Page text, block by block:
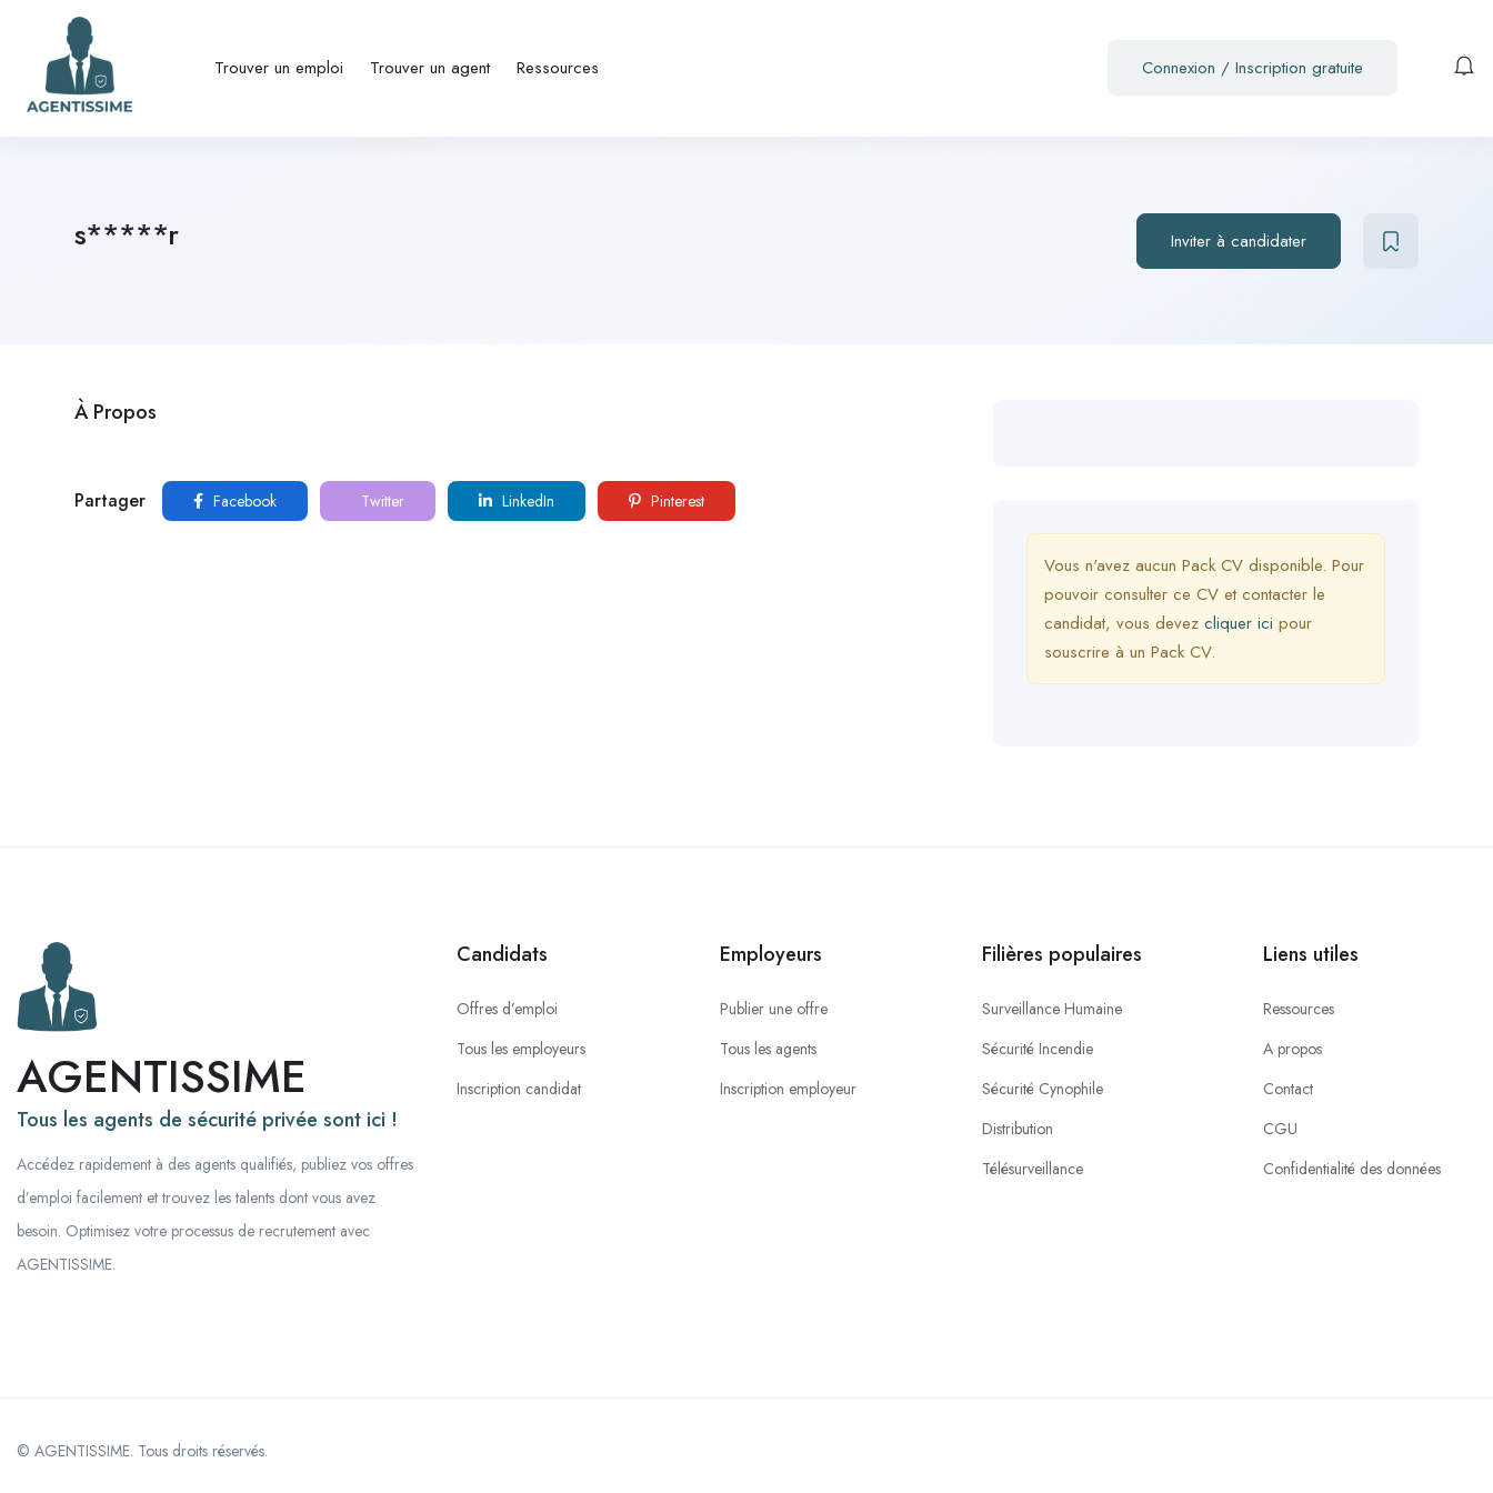
Trouver un emploi Trouver un agent Ressources Connexion / Inscription gratuite
s*****r Inviter à candidater
À Propos
Partager Facebook Twitter LinkedIn Pinterest
Vous n'avez aucun Pack CV disponible. Pour
pouvoir consulter ce CV et contacter le
candidat, vous devez cliquer ici pour
souscrire à un Pack CV.
AGENTISSIME
Tous les agents de sécurité privée sont ici !
Accédez rapidement à des agents qualifiés, publiez vos offres
d’emploi facilement et trouvez les talents dont vous avez
besoin. Optimisez votre processus de recrutement avec
AGENTISSIME.
Candidats
Offres d’emploi
Tous les employeurs
Inscription candidat
Employeurs
Publier une offre
Tous les agents
Inscription employeur
Filières populaires
Surveillance Humaine
Sécurité Incendie
Sécurité Cynophile
Distribution
Télésurveillance
Liens utiles
Ressources
A propos
Contact
CGU
Confidentialité des données
© AGENTISSIME. Tous droits réservés.